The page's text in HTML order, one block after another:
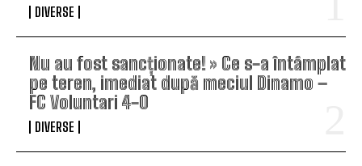
DIVERSE
Nu au fost sancționate! » Ce s-a întâmplat
pe teren, imediat după meciul Dinamo –
FC Voluntari 4-0
DIVERSE